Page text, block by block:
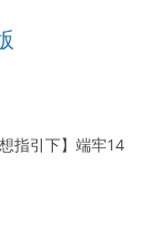
指引下】端牢14